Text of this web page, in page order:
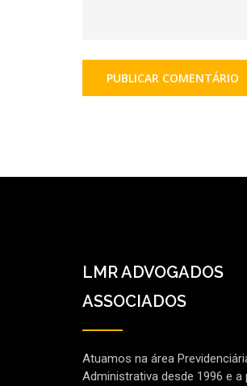
LMR ADVOGADOS
ASSOCIADOS
Atuamos na área
Administrativa desde 1996 e a